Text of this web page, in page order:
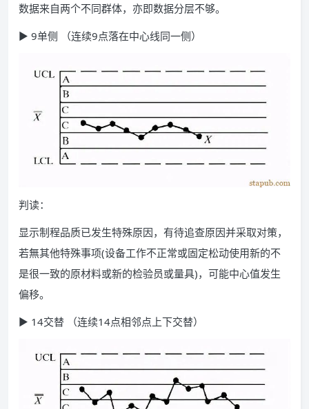
数据来自两个不同群体，亦即数据分层不够。
▶ 9单侧 （连续9点落在中心线同一侧）
判读：
显示制程品质已发生特殊原因，有待追查原因并采取对策，
若無其他特殊事项(设备工作不正常或固定松动使用新的不
是很一致的原材料或新的检验员或量具)，可能中心值发生
偏移。
▶ 14交替 （连续14点相邻点上下交替）